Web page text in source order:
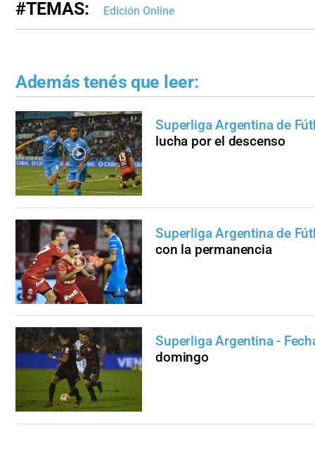
#TEMAS: Edición Online
Además tenés que leer:
Superliga Argentina de
lucha por el descenso
Superliga Argentina de
con la permanencia
Superliga Argentina -
domingo